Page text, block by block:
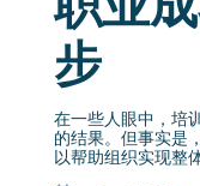
步
在一些人眼中，培
的结果。但事实是
以帮助组织实现整